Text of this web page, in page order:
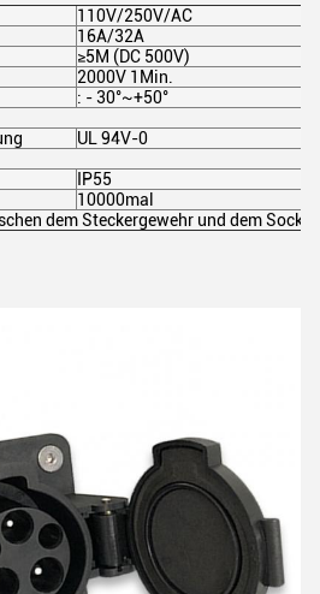
110V/250V/AC
16A/32A
≥5M (DC 500V)
2000V 1Min.
: - 30°~+50°
UL 94V-0
IP55
10000mal
dem Steckergewehr und dem